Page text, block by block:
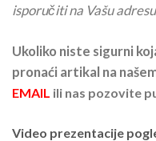
isporučiti na Vašu
Ukoliko niste sigurni
pronaći artikal na
EMAIL ili nas pozovite
Video prezentacije